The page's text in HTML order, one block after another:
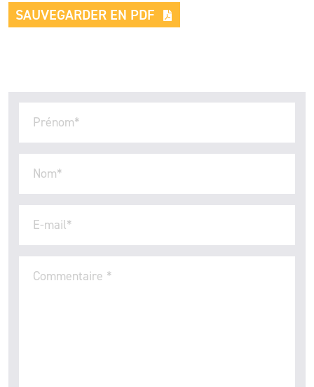
SAUVEGARDER EN PDF
Commentaire *
Prénom*
E-mail*
Nom*